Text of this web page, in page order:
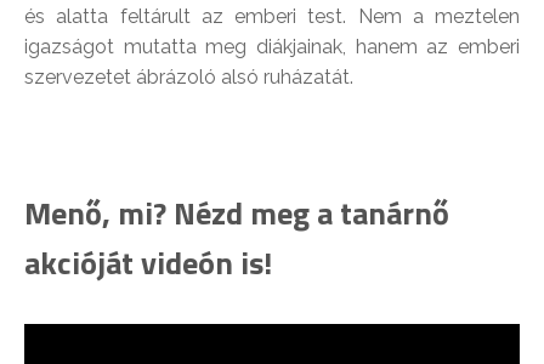
és alatta feltárult az emberi test. Nem a meztelen
igazságot mutatta meg diákjainak, hanem az emberi
szervezetet ábrázoló alsó ruházatát.
Menő, mi? Nézd meg a tanárnő
akcióját videón is!